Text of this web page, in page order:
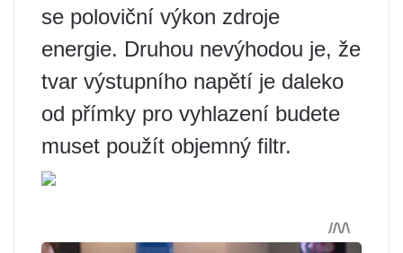
se poloviční výkon zdroje
energie. Druhou nevýhodou je, že
tvar výstupního napětí je daleko
od přímky pro vyhlazení budete
muset použít objemný filtr.